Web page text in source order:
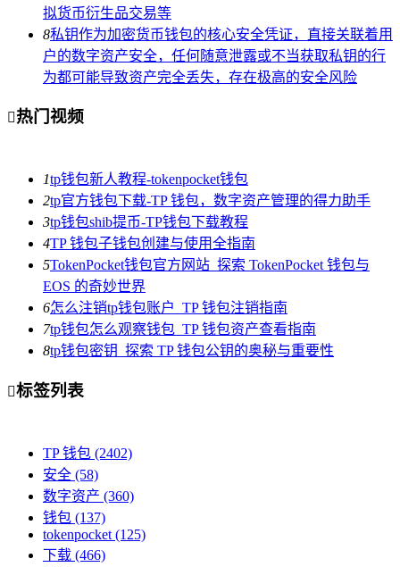
拟货币衍生品交易等
8私钥作为加密货币钱包的核心安全凭证，直接关联着用
户的数字资产安全，任何随意泄露或不当获取私钥的行
为都可能导致资产完全丢失，存在极高的安全风险
热门视频
1tp钱包新人教程-tokenpocket钱包
2tp官方钱包下载-TP 钱包，数字资产管理的得力助手
3tp钱包shib提币-TP钱包下载教程
4TP 钱包子钱包创建与使用全指南
5TokenPocket钱包官方网站_探索 TokenPocket 钱包与
EOS 的奇妙世界
6怎么注销tp钱包账户_TP 钱包注销指南
7tp钱包怎么观察钱包_TP 钱包资产查看指南
8tp钱包密钥_探索 TP 钱包公钥的奥秘与重要性
标签列表
TP 钱包 (2402)
安全 (58)
数字资产 (360)
钱包 (137)
tokenpocket (125)
下载 (466)